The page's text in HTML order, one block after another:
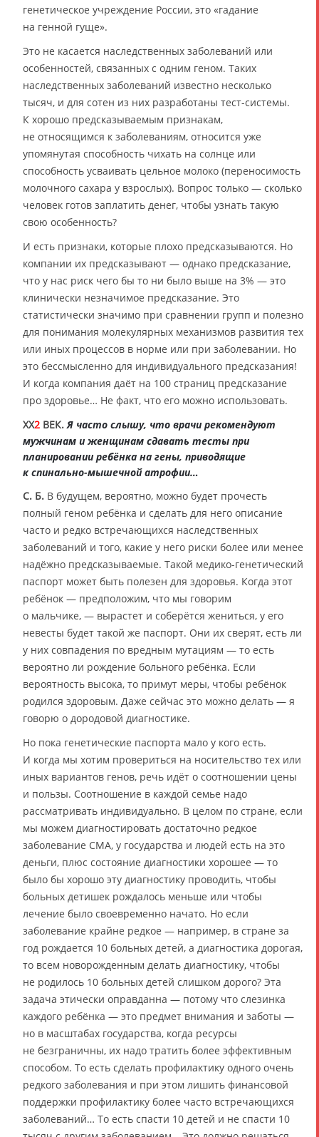
генетическое учреждение России, это «гадание
на генной гуще».
Это не касается наследственных заболеваний или
особенностей, связанных с одним геном. Таких
наследственных заболеваний известно несколько
тысяч, и для сотен из них разработаны тест-системы.
К хорошо предсказываемым признакам,
не относящимся к заболеваниям, относится уже
упомянутая способность чихать на солнце или
способность усваивать цельное молоко (переносимость
молочного сахара у взрослых). Вопрос только — сколько
человек готов заплатить денег, чтобы узнать такую
свою особенность?
И есть признаки, которые плохо предсказываются. Но
компании их предсказывают — однако предсказание,
что у нас риск чего бы то ни было выше на 3% — это
клинически незначимое предсказание. Это
статистически значимо при сравнении групп и полезно
для понимания молекулярных механизмов развития тех
или иных процессов в норме или при заболевании. Но
это бессмысленно для индивидуального предсказания!
И когда компания даёт на 100 страниц предсказание
про здоровье… Не факт, что его можно использовать.
XX2 ВЕК. Я часто слышу, что врачи рекомендуют
мужчинам и женщинам сдавать тесты при
планировании ребёнка на гены, приводящие
к спинально-мышечной атрофии…
С. Б. В будущем, вероятно, можно будет прочесть
полный геном ребёнка и сделать для него описание
часто и редко встречающихся наследственных
заболеваний и того, какие у него риски более или менее
надёжно предсказываемые. Такой медико-генетический
паспорт может быть полезен для здоровья. Когда этот
ребёнок — предположим, что мы говорим
о мальчике, — вырастет и соберётся жениться, у его
невесты будет такой же паспорт. Они их сверят, есть ли
у них совпадения по вредным мутациям — то есть
вероятно ли рождение больного ребёнка. Если
вероятность высока, то примут меры, чтобы ребёнок
родился здоровым. Даже сейчас это можно делать — я
говорю о дородовой диагностике.
Но пока генетические паспорта мало у кого есть.
И когда мы хотим провериться на носительство тех или
иных вариантов генов, речь идёт о соотношении цены
и пользы. Соотношение в каждой семье надо
рассматривать индивидуально. В целом по стране, если
мы можем диагностировать достаточно редкое
заболевание СМА, у государства и людей есть на это
деньги, плюс состояние диагностики хорошее — то
было бы хорошо эту диагностику проводить, чтобы
больных детишек рождалось меньше или чтобы
лечение было своевременно начато. Но если
заболевание крайне редкое — например, в стране за
год рождается 10 больных детей, а диагностика дорогая,
то всем новорожденным делать диагностику, чтобы
не родилось 10 больных детей слишком дорого? Эта
задача этически оправданна — потому что слезинка
каждого ребёнка — это предмет внимания и заботы —
но в масштабах государства, когда ресурсы
не безграничны, их надо тратить более эффективным
способом. То есть сделать профилактику одного очень
редкого заболевания и при этом лишить финансовой
поддержки профилактику более часто встречающихся
заболеваний… То есть спасти 10 детей и не спасти 10